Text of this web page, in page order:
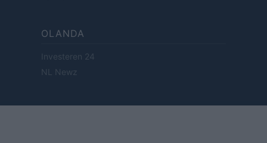
OLANDA
Investeren 24
NL Newz